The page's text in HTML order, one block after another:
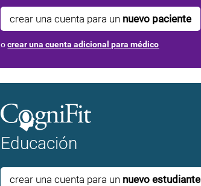
crear una cuenta para un nuevo paciente
ocrear una cuenta adicional para médico
Educación
crear una cuenta para un nuevo estudiante